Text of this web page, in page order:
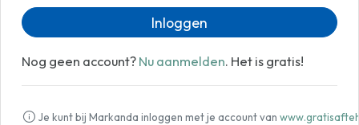
Inloggen
Nog geen account? Nu aanmelden. Het is gratis!
Je kunt bij Markanda inloggen met je account van